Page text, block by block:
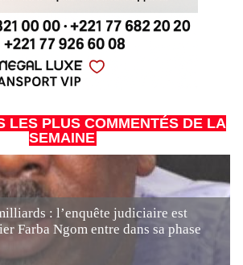
LES PLUS COMMENTÉS DE LA
SEMAINE
: l’enquête judiciaire est
Farba Ngom entre dans sa phase